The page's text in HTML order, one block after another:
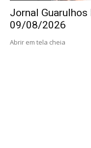
Jornal
09/08/2026
Abrir em tela cheia